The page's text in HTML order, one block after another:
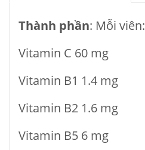
Thành phần: Mỗi viên:
Vitamin C 60 mg
Vitamin B1 1.4 mg
Vitamin B2 1.6 mg
Vitamin B5 6 mg